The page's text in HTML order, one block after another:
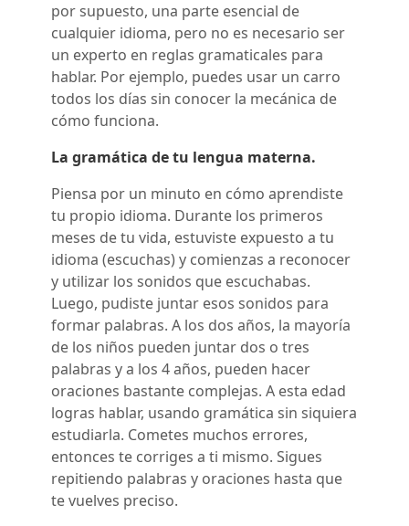
por supuesto, una parte esencial de
cualquier idioma, pero no es necesario ser
un experto en reglas gramaticales para
hablar. Por ejemplo, puedes usar un carro
todos los días sin conocer la mecánica de
cómo funciona.
La gramática de tu lengua materna.
Piensa por un minuto en cómo aprendiste
tu propio idioma. Durante los primeros
meses de tu vida, estuviste expuesto a tu
idioma (escuchas) y comienzas a reconocer
y utilizar los sonidos que escuchabas.
Luego, pudiste juntar esos sonidos para
formar palabras. A los dos años, la mayoría
de los niños pueden juntar dos o tres
palabras y a los 4 años, pueden hacer
oraciones bastante complejas. A esta edad
logras hablar, usando gramática sin siquiera
estudiarla. Cometes muchos errores,
entonces te corriges a ti mismo. Sigues
repitiendo palabras y oraciones hasta que
te vuelves preciso.